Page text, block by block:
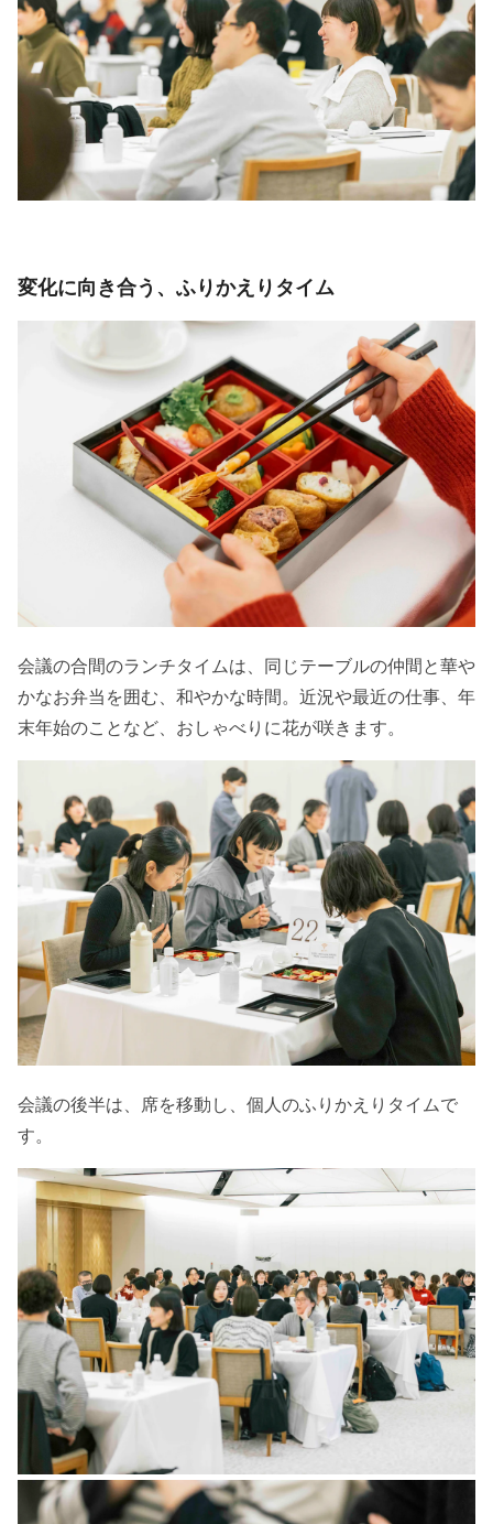
変化に向き合う、ふりかえりタイム
会議の合間のランチタイムは、同じテーブルの仲間と華や
かなお弁当を囲む、和やかな時間。近況や最近の仕事、年
末年始のことなど、おしゃべりに花が咲きます。
会議の後半は、席を移動し、個人のふりかえりタイムで
す。